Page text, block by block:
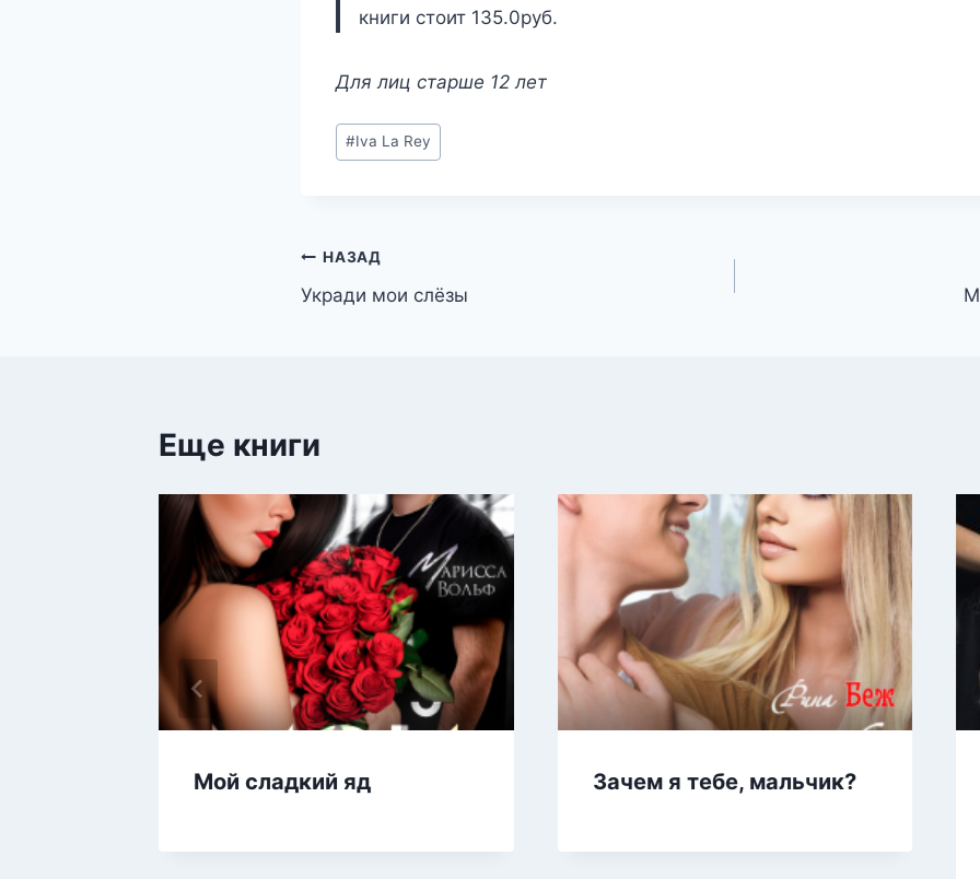
книги стоит 135.0руб.
Для лиц старше 12 лет
Метки
записи:
#Iva La Rey
Навигация
по
НАЗАД
Укради мои слёзы
Еще книги
Мой сладкий яд Зачем я тебе, мальчик?